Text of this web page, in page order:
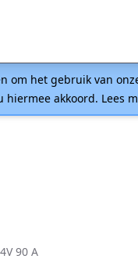
om het gebruik van
akkoord. Lees
90 A